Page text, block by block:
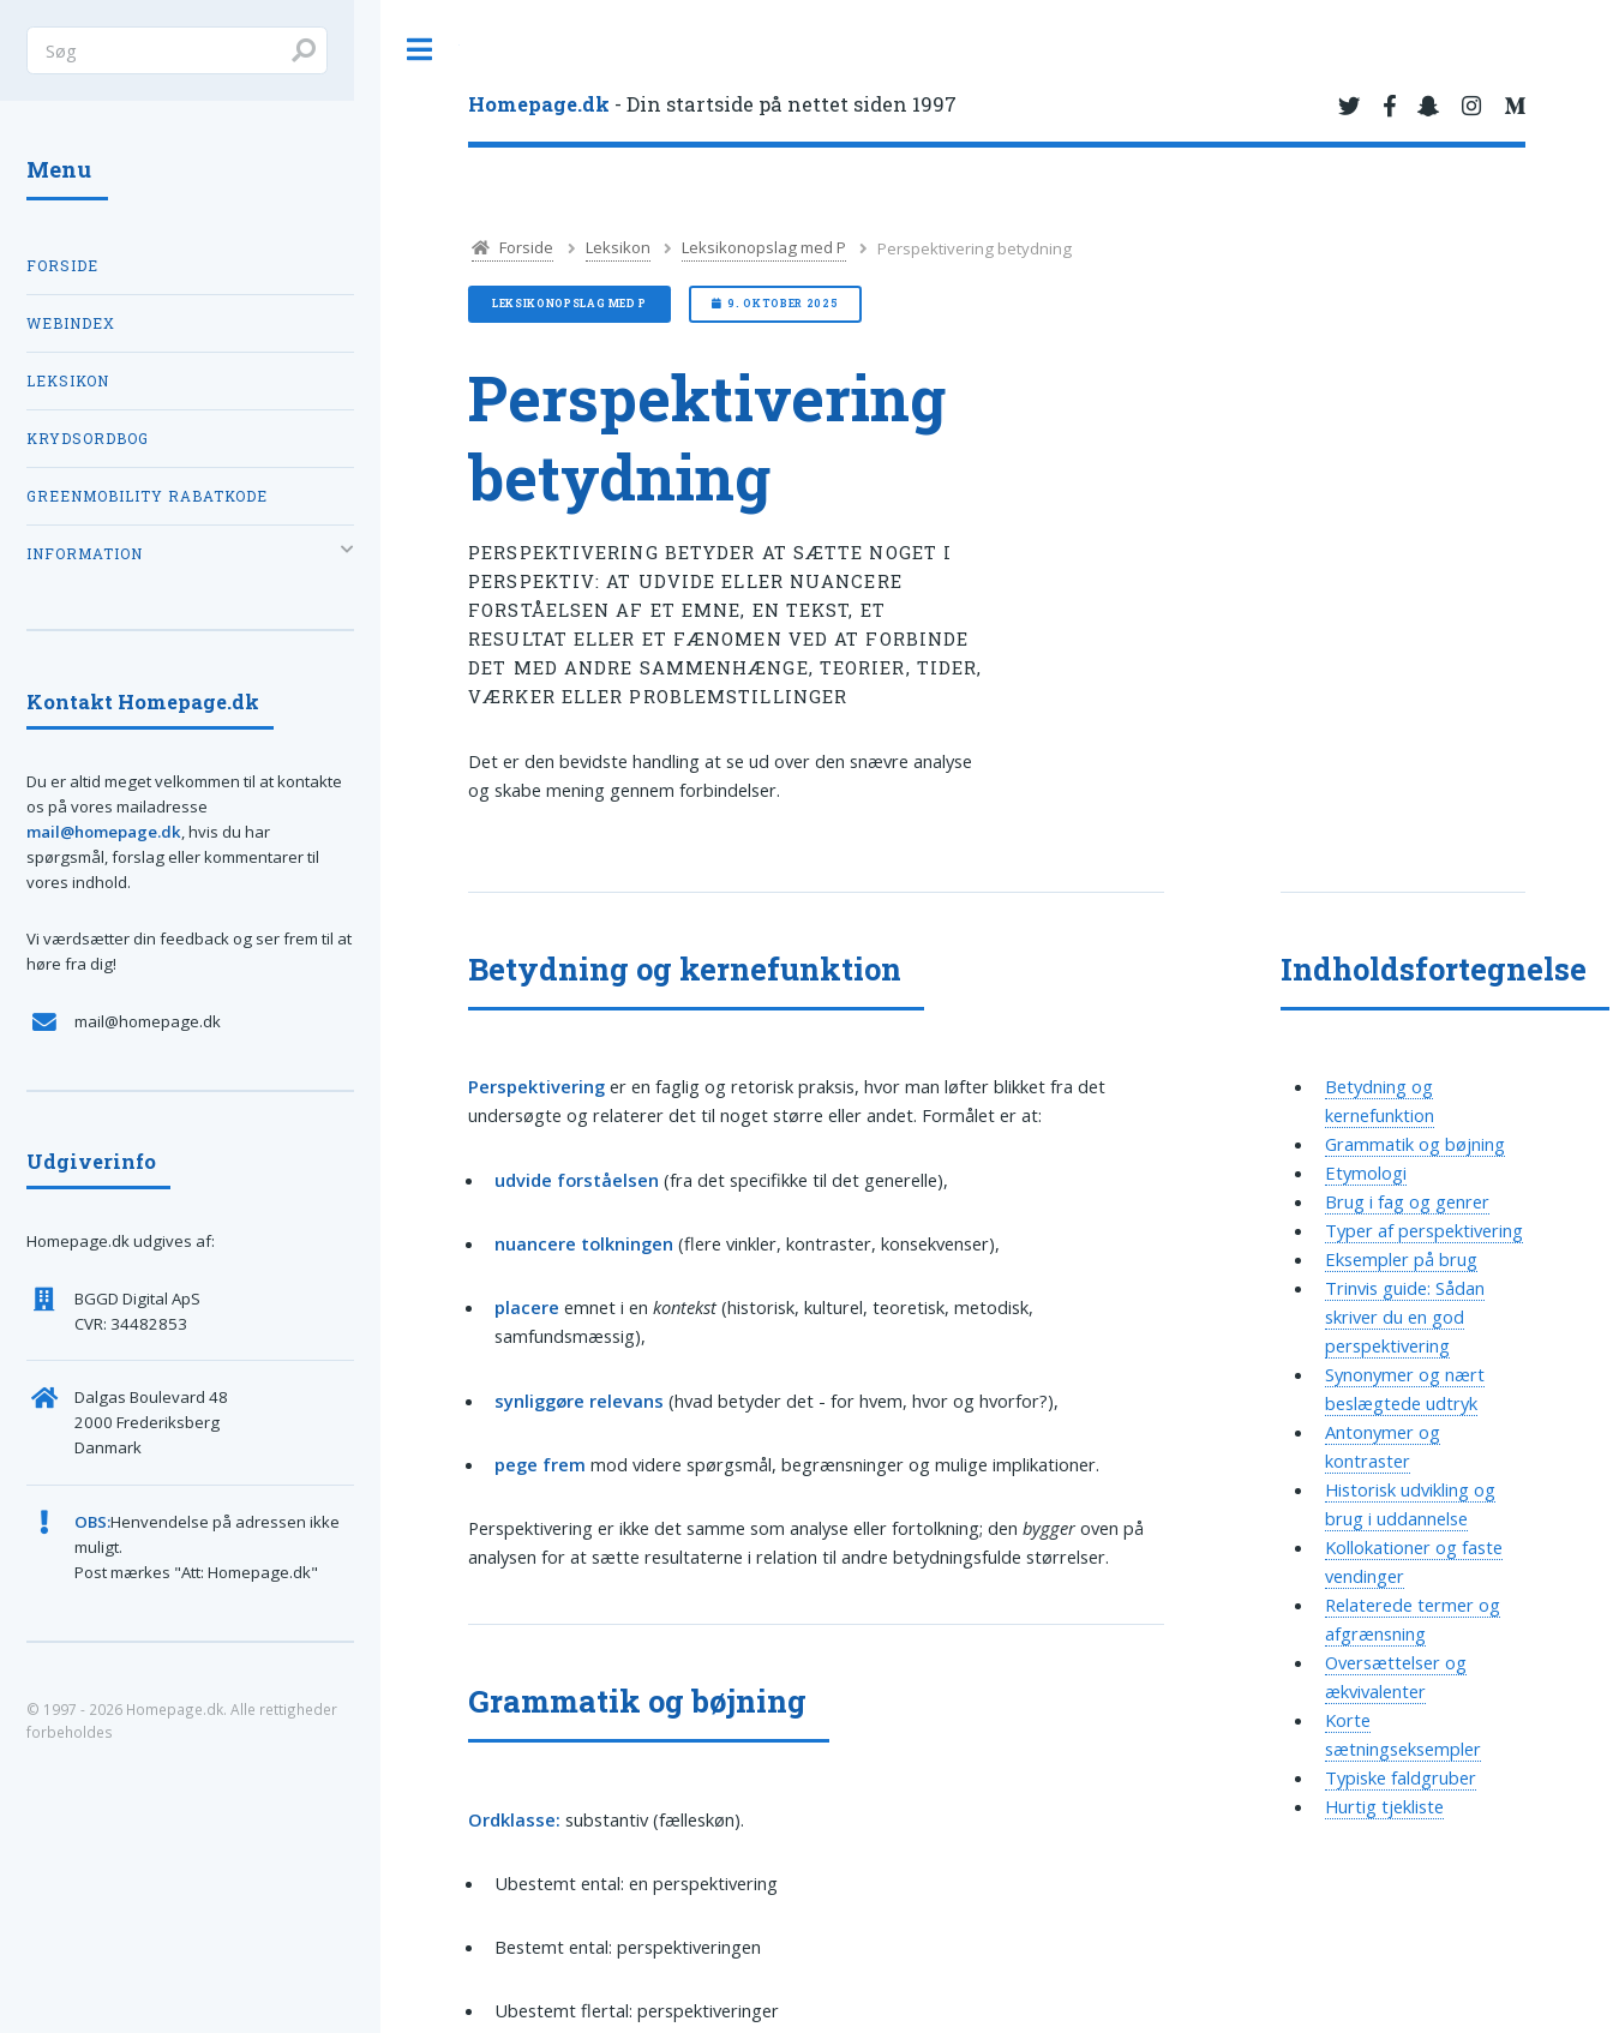
Homepage.dk - Din startside på nettet siden 1997
Forside Leksikon Leksikonopslag med P Perspektivering betydning
LEKSIKONOPSLAG MED P 9. OKTOBER 2025
Perspektivering
betydning
PERSPEKTIVERING BETYDER AT SÆTTE NOGET I
PERSPEKTIV: AT UDVIDE ELLER NUANCERE
FORSTÅELSEN AF ET EMNE, EN TEKST, ET
RESULTAT ELLER ET FÆNOMEN VED AT FORBINDE
DET MED ANDRE SAMMENHÆNGE, TEORIER, TIDER,
VÆRKER ELLER PROBLEMSTILLINGER
Det er den bevidste handling at se ud over den snævre analyse
og skabe mening gennem forbindelser.
Betydning og kernefunktion
Perspektivering er en faglig og retorisk praksis, hvor man løfter blikket fra det
undersøgte og relaterer det til noget større eller andet. Formålet er at:
udvide forståelsen (fra det specifikke til det generelle),
nuancere tolkningen (flere vinkler, kontraster, konsekvenser),
placere emnet i enkontekst(historisk, kulturel, teoretisk, metodisk,
samfundsmæssig),
synliggøre relevans (hvad betyder det - for hvem, hvor og hvorfor?),
pege frem mod videre spørgsmål, begrænsninger og mulige implikationer.
Perspektivering er ikke det samme som analyse eller fortolkning; denbygger oven på
analysen for at sætte resultaterne i relation til andre betydningsfulde størrelser.
Grammatik og bøjning
Ordklasse: substantiv (fælleskøn).
Ubestemt ental: en perspektivering
Bestemt ental: perspektiveringen
Ubestemt flertal: perspektiveringer
Indholdsfortegnelse
Betydning og
kernefunktion
Grammatik og bøjning
Etymologi
Brug i fag og genrer
Typer af perspektivering
Eksempler på brug
Trinvis guide: Sådan
skriver du en god
perspektivering
Synonymer og nært
beslægtede udtryk
Antonymer og
kontraster
Historisk udvikling og
brug i uddannelse
Kollokationer og faste
vendinger
Relaterede termer og
afgrænsning
Oversættelser og
ækvivalenter
Korte
sætningseksempler
Typiske faldgruber
Hurtig tjekliste
Menu
FORSIDE
WEBINDEX
LEKSIKON
KRYDSORDBOG
GREENMOBILITY RABATKODE
INFORMATION
Kontakt Homepage.dk
Du er altid meget velkommen til at kontakte
os på vores mailadresse
mail@homepage.dk, hvis du har
spørgsmål, forslag eller kommentarer til
vores indhold.
Vi værdsætter din feedback og ser frem til at
høre fra dig!
mail@homepage.dk
Udgiverinfo
Homepage.dk udgives af:
BGGD Digital ApS
CVR: 34482853
Dalgas Boulevard 48
2000 Frederiksberg
Danmark
OBS:Henvendelse på adressen ikke
muligt.
Post mærkes "Att: Homepage.dk"
© 1997 - 2026 Homepage.dk. Alle rettigheder
forbeholdes